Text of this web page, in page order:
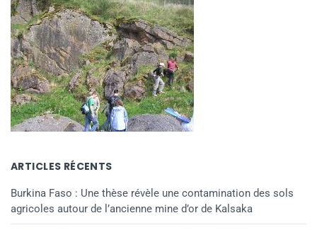
ARTICLES RÉCENTS
Burkina Faso : Une thèse révèle une contamination des sols
agricoles autour de l’ancienne mine d’or de Kalsaka